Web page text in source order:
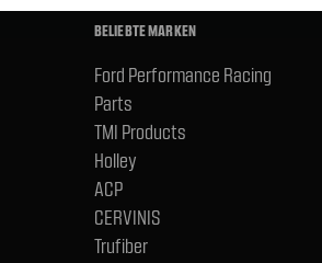
BELIEBTE MARKEN
Ford Performance Racing
Parts
TMI Products
Holley
ACP
CERVINIS
Trufiber